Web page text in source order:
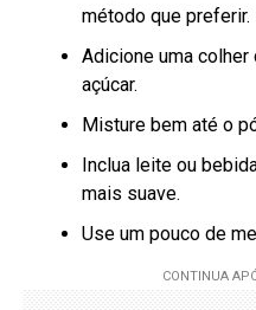
método que preferir.
Adicione uma colher
açúcar.
Misture bem até o
Inclua leite ou
mais suave.
Use um pouco de